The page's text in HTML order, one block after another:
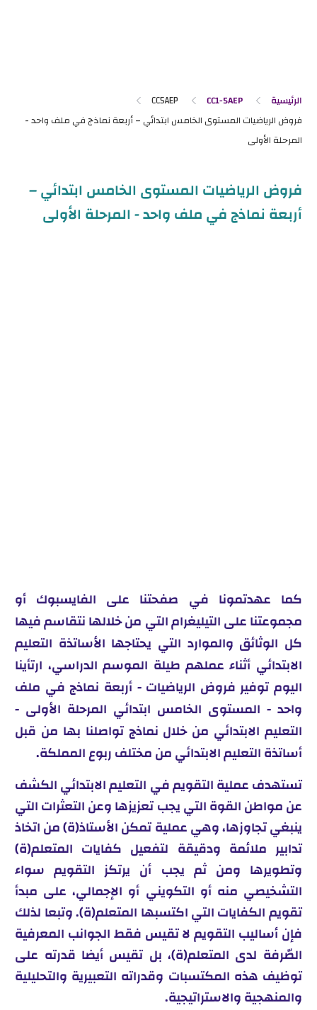
الرئيسية CC1-5AEP
CC5AEP
فروض الرياضيات المستوى الخامس ابتدائي –
أربعة نماذج في ملف واحد - المرحلة الأولى
كما عهدتمونا في صفحتنا على الفايسبوك أو
مجموعتنا على التيليغرام التي من خلالها نتقاسم فيها
كل الوثائق والموارد التي يحتاجها الأساتذة التعليم
الابتدائي أثناء عملهم طيلة الموسم الدراسي، ارتأينا
اليوم توفير فروض الرياضيات - أربعة نماذج في ملف
واحد - المستوى الخامس ابتدائي المرحلة الأولى -
التعليم الابتدائي من خلال نماذج تواصلنا بها من قبل
أساتذة التعليم الابتدائي من مختلف ربوع المملكة.
تستهدف عملية التقويم في التعليم الابتدائي الكشف
عن مواطن القوة التي يجب تعزيزها وعن التعثرات التي
ينبغي تجاوزها، وهي عملية تمكن الأستاذ(ة) من اتخاذ
تدابير ملائمة ودقيقة لتفعيل كفايات المتعلم(ة)
وتطويرها ومن ثم يجب أن يرتكز التقويم سواء
التشخيصي منه أو التكويني أو الإجمالي، على مبدأ
تقويم الكفايات التي اكتسبها المتعلم(ة). وتبعا لذلك
فإن أساليب التقويم لا تقيس فقط الجوانب المعرفية
الصّرفة لدى المتعلم(ة)، بل تقيس أيضا قدرته على
توظيف هذه المكتسبات وقدراته التعبيرية والتحليلية
والمنهجية والاستراتيجية.